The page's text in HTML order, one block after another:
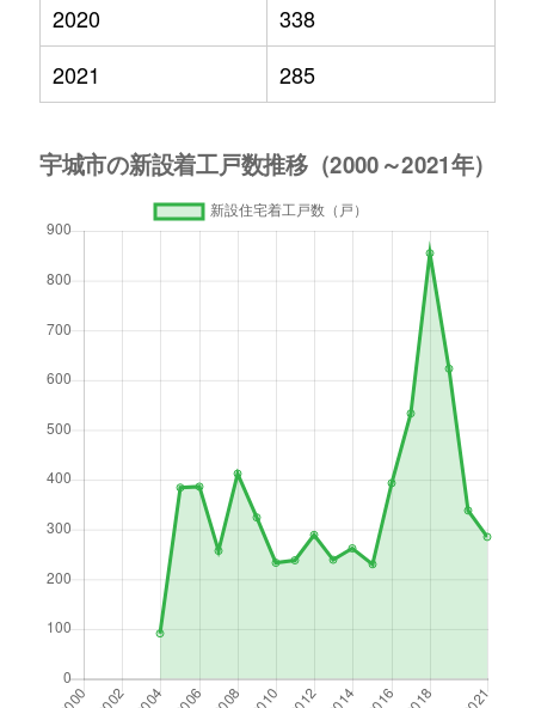
2020
338
2021
285